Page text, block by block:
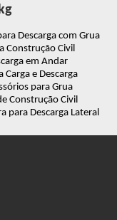
Descarga com Grua
Construção Civil
em Andar
Carga e Descarga
para Grua
Construção Civil
para Descarga Lateral